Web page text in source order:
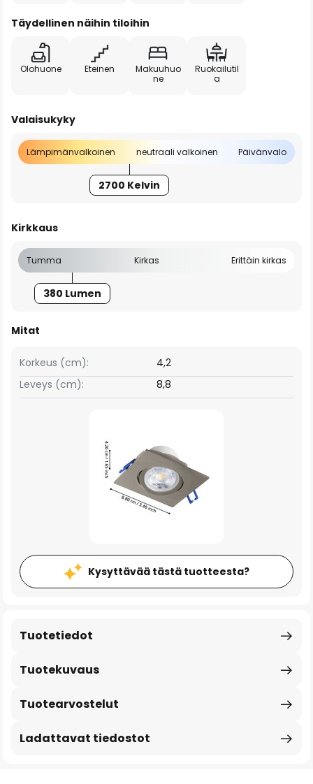
Täydellinen näihin tiloihin
Olohuone Eteinen
Makuuhuo
ne
Ruokailutil
a
Valaisukyky
Lämpimänvalkoinen neutraali valkoinen Päivänvalo
2700 Kelvin
Kirkkaus
Tumma Kirkas Erittäin kirkas
380 Lumen
Mitat
Leveys (cm): 8,8
Korkeus (cm): 4,2
Kysyttävää tästä tuotteesta?
Tuotekuvaus
Tuotetiedot
Tuotearvostelut
Ladattavat tiedostot